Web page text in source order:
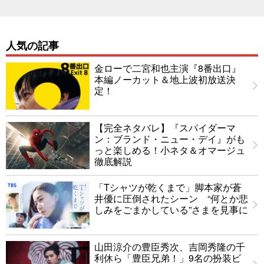
人気の記事
金ローで二宮和也主演『8番出口』
本編ノーカット＆地上波初放送決
定！
【完全ネタバレ】『スパイダーマ
ン：ブランド・ニュー・デイ』がも
っと楽しめる！小ネタ＆オマージュ
徹底解説
「Tシャツが乾くまで」脚本家が蒼
井優に圧倒されたシーン “何とか悲
しみをごまかしている”さまを見事に
山田涼介の豊臣秀次、吉岡秀隆の千
利休ら「豊臣兄弟！」9名の扮装ビ